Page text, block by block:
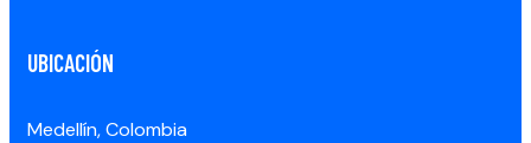
UBICACIÓN
Medellín, Colombia